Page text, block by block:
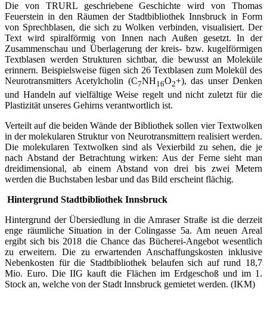
Die von TRURL geschriebene Geschichte wird von Thomas
Feuerstein in den Räumen der Stadtbibliothek Innsbruck in Form
von Sprechblasen, die sich zu Wolken verbinden, visualisiert. Der
Text wird spiralförmig von Innen nach Außen gesetzt. In der
Zusammenschau und Überlagerung der kreis- bzw. kugelförmigen
Textblasen werden Strukturen sichtbar, die bewusst an Moleküle
erinnern. Beispielsweise fügen sich 26 Textblasen zum Molekül des
Neurotransmitters Acetylcholin (C7NH16O2+), das unser Denken
und Handeln auf vielfältige Weise regelt und nicht zuletzt für die
Plastizität unseres Gehirns verantwortlich ist.
Verteilt auf die beiden Wände der Bibliothek sollen vier Textwolken
in der molekularen Struktur von Neurotransmittern realisiert werden.
Die molekularen Textwolken sind als Vexierbild zu sehen, die je
nach Abstand der Betrachtung wirken: Aus der Ferne sieht man
dreidimensional, ab einem Abstand von drei bis zwei Metern
werden die Buchstaben lesbar und das Bild erscheint flächig.
Hintergrund Stadtbibliothek Innsbruck
Hintergrund der Übersiedlung in die Amraser Straße ist die derzeit
enge räumliche Situation in der Colingasse 5a. Am neuen Areal
ergibt sich bis 2018 die Chance das Bücherei-Angebot wesentlich
zu erweitern. Die zu erwartenden Anschaffungskosten inklusive
Nebenkosten für die Stadtbibliothek belaufen sich auf rund 18,7
Mio. Euro. Die IIG kauft die Flächen im Erdgeschoß und im 1.
Stock an, welche von der Stadt Innsbruck gemietet werden. (IKM)